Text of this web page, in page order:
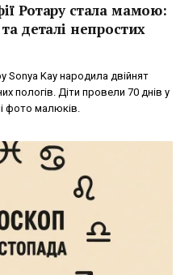
Ротару стала мамою:
деталі непростих
Sonya Kay народила двійнят
пологів. Діти провели 70 днів у
фото малюків.